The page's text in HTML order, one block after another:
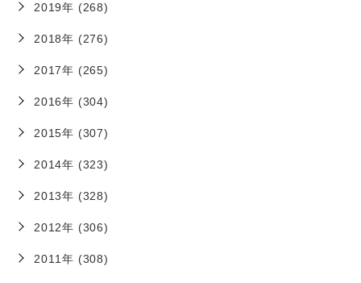
2019年 (268)
2018年 (276)
2017年 (265)
2016年 (304)
2015年 (307)
2014年 (323)
2013年 (328)
2012年 (306)
2011年 (308)